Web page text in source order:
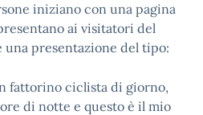
iniziano con una pagina
ai visitatori del
una presentazione del tipo:
fattorino ciclista di giorno,
di notte e questo è il mio